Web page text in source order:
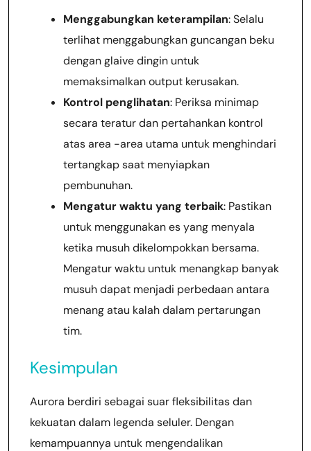
Menggabungkan keterampilan: Selalu
terlihat menggabungkan guncangan beku
dengan glaive dingin untuk
memaksimalkan output kerusakan.
Kontrol penglihatan: Periksa minimap
secara teratur dan pertahankan kontrol
atas area -area utama untuk menghindari
tertangkap saat menyiapkan
pembunuhan.
Mengatur waktu yang terbaik: Pastikan
untuk menggunakan es yang menyala
ketika musuh dikelompokkan bersama.
Mengatur waktu untuk menangkap banyak
musuh dapat menjadi perbedaan antara
menang atau kalah dalam pertarungan
tim.
Kesimpulan
Aurora berdiri sebagai suar fleksibilitas dan
kekuatan dalam legenda seluler. Dengan
kemampuannya untuk mengendalikan